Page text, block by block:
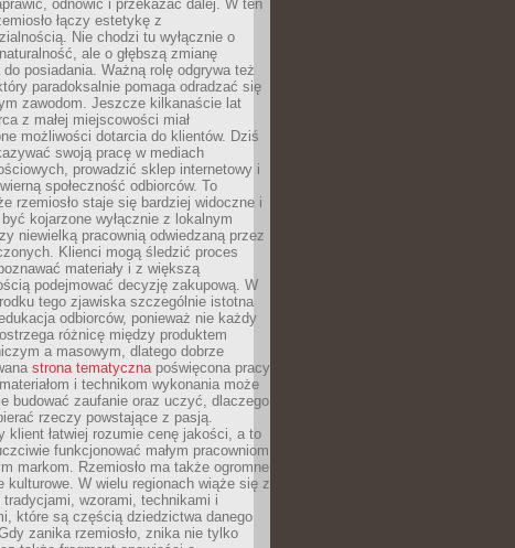
odnowić i przekazać dalej. W ten
łączy estetykę z
Nie chodzi tu wyłącznie o
ale o głębszą zmianę
do posiadania. Ważną rolę odgrywa też
paradoksalnie pomaga odradzać się
zawodom. Jeszcze kilkanaście lat
z małej miejscowości miał
możliwości dotarcia do klientów. Dziś
swoją pracę w mediach
prowadzić sklep internetowy i
społeczność odbiorców. To
rzemiosło staje się bardziej widoczne i
kojarzone wyłącznie z lokalnym
niewielką pracownią odwiedzaną przez
Klienci mogą śledzić proces
materiały i z większą
podejmować decyzję zakupową. W
tego zjawiska szczególnie istotna
odbiorców, ponieważ nie każdy
różnicę między produktem
a masowym, dlatego dobrze
strona tematycznapoświęcona pracy
i technikom wykonania może
budować zaufanie oraz uczyć, dlaczego
rzeczy powstające z pasją.
klient łatwiej rozumie cenę jakości, a to
funkcjonować małym pracowniom
markom. Rzemiosło ma także ogromne
kulturowe. W wielu regionach wiąże się z
tradycjami, wzorami, technikami i
które są częścią dziedzictwa danego
zanika rzemiosło, znika nie tylko